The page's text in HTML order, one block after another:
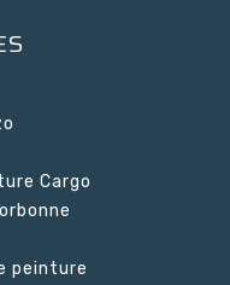
Cargo
peinture